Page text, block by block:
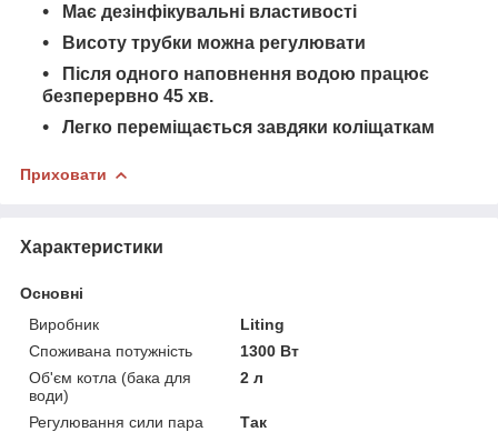
Має дезінфікувальні властивості
Висоту трубки можна регулювати
Після одного наповнення водою працює
безперервно 45 хв.
Легко переміщається завдяки коліщаткам
Приховати
Характеристики
Основні
Виробник
Liting
Споживана потужність
1300 Вт
Об'єм котла (бака для
води)
2 л
Регулювання сили пара
Так